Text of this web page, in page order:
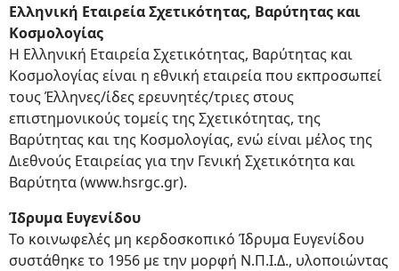
Ελληνική Εταιρεία Σχετικότητας, Βαρύτητας και
Κοσμολογίας
Η Ελληνική Εταιρεία Σχετικότητας, Βαρύτητας και
Κοσμολογίας είναι η εθνική εταιρεία που εκπροσωπεί
τους Έλληνες/ίδες ερευνητές/τριες στους
επιστημονικούς τομείς της Σχετικότητας, της
Βαρύτητας και της Κοσμολογίας, ενώ είναι μέλος της
Διεθνούς Εταιρείας για την Γενική Σχετικότητα και
Βαρύτητα (www.hsrgc.gr).
Ίδρυμα Ευγενίδου
Το κοινωφελές μη κερδοσκοπικό Ίδρυμα Ευγενίδου
συστάθηκε το 1956 με την μορφή Ν.Π.Ι.Δ., υλοποιώντας